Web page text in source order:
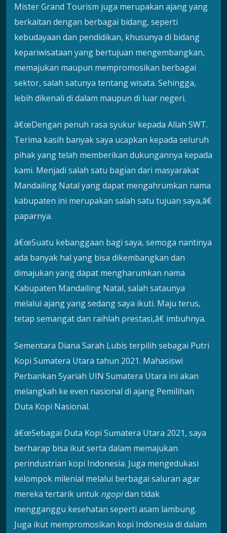
Mister Grand Tourism juga merupakan ajang yang
berkaitan dengan berbagai bidang, seperti
kebudayaan dan pendidikan, khusunya di bidang
kepariwisataan yang bertujuan mengembangkan,
memajukan maupun mempromosikan berbagai
sektor, salah satunya tentang wisata. Sehingga,
lebih dikenali di dalam maupun di luar negeri.
â€œDengan penuh rasa syukur kepada Allah SWT.
Terima kasih banyak saya ucapkan kepada seluruh
pihak yang telah memberikan dukungannya kepada
kami. Menjadi salah satu bagian dari masyarakat
Mandailing Natal yang dapat mengahrumkan nama
kabupaten ini merupakan salah satu tujuan saya,â€
paparnya.
â€œSuatu kebanggaan bagi saya, semoga nantinya
ada banyak hal yang bisa dikembangkan dan
dimajukan yang dapat mengharumkan nama
Kabupaten Mandailing Natal, salah sataunya
melalui ajang yang sedang saya ikuti. Maju terus,
tetap semangat dan raihlah prestasi,â€ imbuhnya.
Sementara Diana Sarah Lubis terpilih sebagai Putri
Kopi Sumatera Utara tahun 2021. Mahasiswi
Perbankan Syariah UIN Sumatera Utara ini akan
melangkah ke even nasional di ajang Pemilihan
Duta Kopi Nasional.
â€œSebagai Duta Kopi Sumatera Utara 2021, saya
berharap bisa ikut serta dalam memajukan
perindustrian kopi Indonesia. Juga mengedukasi
kelompok milenial melalui berbagai saluran agar
mereka tertarik untuk ngopidan tidak
mengganggu kesehatan seperti asam lambung.
Juga ikut mempromosikan kopi Indonesia di dalam